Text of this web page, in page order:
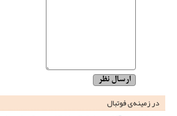
در زمینه‌ی فوتبال